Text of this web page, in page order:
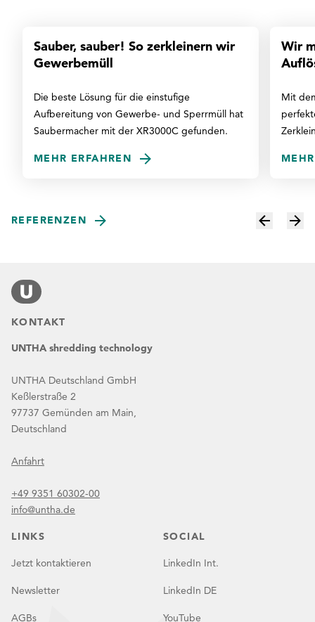
Sauber, sauber! So zerkleinern wir
Gewerbemüll
Die beste Lösung für die einstufige
Aufbereitung von Gewerbe- und Sperrmüll hat
Saubermacher mit der XR3000C gefunden.
MEHR ERFAHREN
Wir
Mit
REFERENZEN
KONTAKT
UNTHA shredding technology
UNTHA Deutschland GmbH
Keßlerstraße 2
97737 Gemünden am Main,
Deutschland
Anfahrt
+49 9351 60302-00
info@untha.de
LINKS
Jetzt kontaktieren
Newsletter
AGBs
SOCIAL
LinkedIn Int.
LinkedIn DE
YouTube